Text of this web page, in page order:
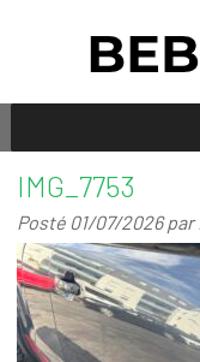
IMG_7753
Posté 01/07/2026par